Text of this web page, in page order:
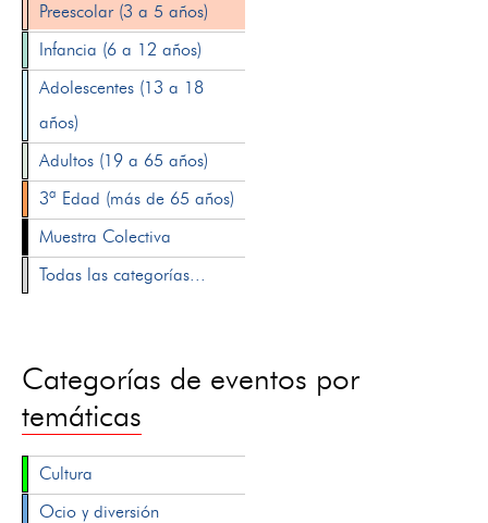
Preescolar (3 a 5 años)
Infancia (6 a 12 años)
Adolescentes (13 a 18
años)
Adultos (19 a 65 años)
3ª Edad (más de 65 años)
Muestra Colectiva
Todas las categorías...
Categorías de eventos por
temáticas
Cultura
Ocio y diversión